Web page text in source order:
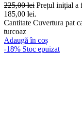
225,00lei Prețul inițial a
185,00 lei.
Cantitate Cuvertura pat
turcoaz
Adaugă în coș
-18% Stoc epuizat